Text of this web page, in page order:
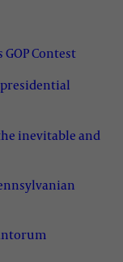
Contest
presidential
inevitable and